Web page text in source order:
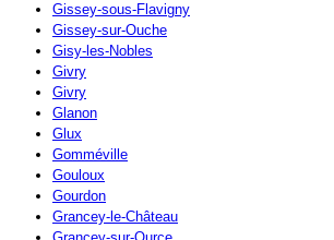
Gissey-sous-Flavigny
Gissey-sur-Ouche
Gisy-les-Nobles
Givry
Givry
Glanon
Glux
Gomméville
Gouloux
Gourdon
Grancey-le-Château